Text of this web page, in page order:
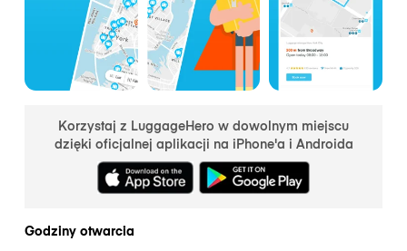
Korzystaj z LuggageHero w dowolnym miejscu
dzięki oficjalnej aplikacji na iPhone'a i Androida
Godziny otwarcia